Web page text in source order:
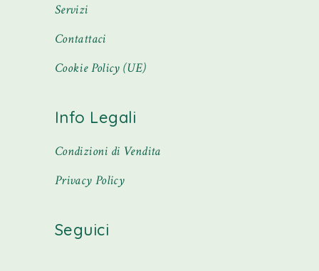
Servizi
Contattaci
Cookie Policy (UE)
Info Legali
Condizioni di Vendita
Privacy Policy
Seguici